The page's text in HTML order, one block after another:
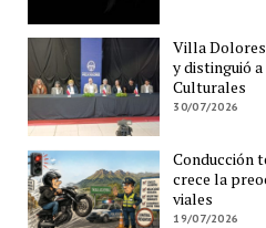
Villa Dolores
y distinguió
Culturales
30/07/2026
Conducción
crece la
viales
19/07/2026